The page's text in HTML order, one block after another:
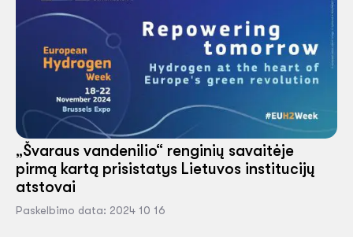
„Švaraus vandenilio“ renginių savaitėje
pirmą kartą prisistatys Lietuvos institucijų
atstovai
Paskelbimo data: 2024 10 16